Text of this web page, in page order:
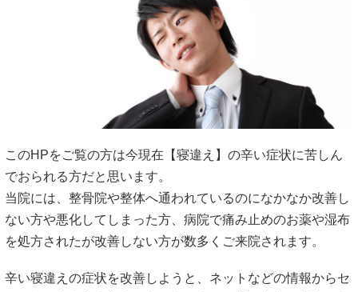
このHPをご覧の方は今現在【寝違え】の辛い症状に苦しん
でおられる方だと思います。
当院には、整骨院や整体へ通われているのになかなか改善し
ない方や悪化してしまった方、病院で痛み止めのお薬や湿布
を処方されたが改善しない方が数多くご来院されます。
辛い寝違えの症状を改善しようと、ネットなどの情報からセ